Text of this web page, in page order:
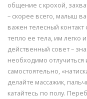
общение с крохой,
– скорее всего, малыш
важен телесный
тепло ее тела, им легко
действенный совет –
необходимо отлучиться
самостоятельно,
делайте массажик,
катайтесь по полу.